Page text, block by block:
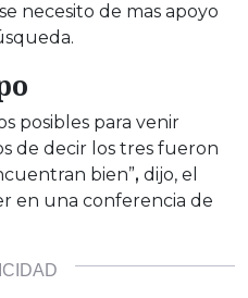
necesito de mas apoyo
posibles para venir
de decir los tres fueron
bien”, dijo, el
en una conferencia de